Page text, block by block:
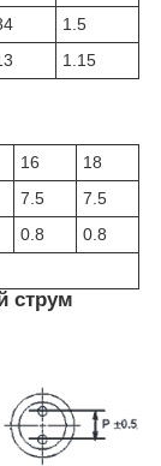
1.5
1.15
16
18
7.5
7.5
0.8
0.8
струм